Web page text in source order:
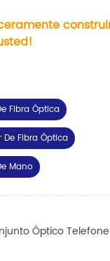
Fibra Óptica
De Fibra Óptica
Mano
Óptico Telefone